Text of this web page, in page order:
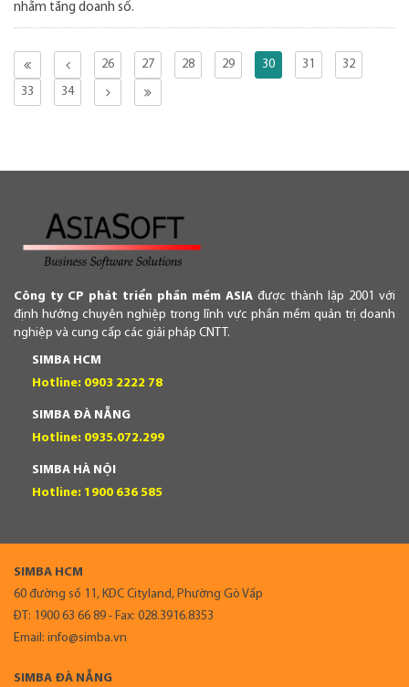
nhằm tăng doanh số.
26 27 28 29 30 31
32
33
34
Công ty CP phát triển phần mềm ASIA được thành lập 2001 với
định hướng chuyên nghiệp trong lĩnh vực phần mềm quản trị doanh
nghiệp và cung cấp các giải pháp CNTT.
SIMBA HCM
Hotline: 0903 2222 78
SIMBA ĐÀ NẴNG
Hotline: 0935.072.299
SIMBA HÀ NỘI
Hotline: 1900 636 585
SIMBA HCM
60 đường số 11, KDC Cityland, Phường Gò Vấp
ĐT: 1900 63 66 89 - Fax: 028.3916.8353
Email: info@simba.vn
SIMBA ĐÀ NẴNG